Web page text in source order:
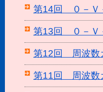
第14回 ０－
第13回 ０－Ｖ
第12回 周波数
第11回 周波数